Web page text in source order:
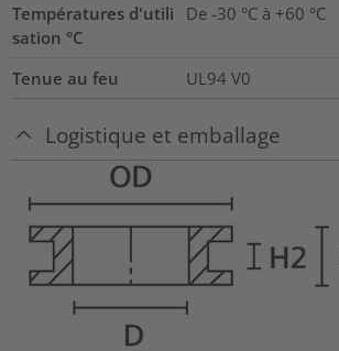
Températures d'utili
sation °C
De -30 °C à +60 °C
Tenue au feu UL94 V0
Logistique et emballage